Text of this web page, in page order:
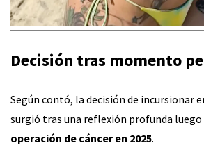
Decisión tras momento
Según contó, la decisión de incursionar
surgió tras una reflexión profunda
operación de cáncer en 2025.